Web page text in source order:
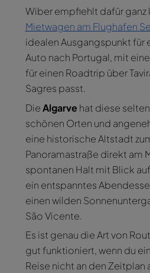
Wiber empfiehlt dafür ganz
Mietwagen am Flughafen
idealen Ausgangspunkt für
Auto nach Portugal, mit
für einen Roadtrip über
Sagres passt.
DieAlgarve hat diese
schönen Orten und
eine historische Altstadt
Panoramastraße direkt am
spontanen Halt mit Blick
ein entspanntes
einen wilden
São Vicente.
Es ist genau die Art von
gut funktioniert, wenn du
Reise nicht an den Zeitplan